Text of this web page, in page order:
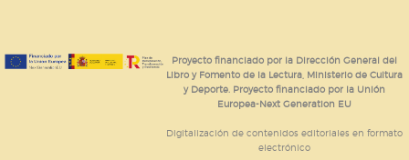
Proyecto financiado por la Dirección General del
Libro y Fomento de la Lectura, Ministerio de Cultura
y Deporte. Proyecto financiado por la Unión
Europea-Next Generation EU
Digitalización de contenidos editoriales en formato
electrónico